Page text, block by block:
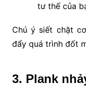
tư thế của
Chú ý siết chặt
đẩy quá trình đốt
3. Plank